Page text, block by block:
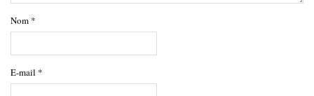
Nom *
E-mail *